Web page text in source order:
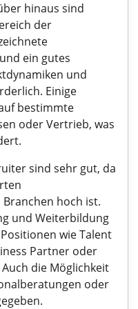
hinaus sind
der
ein gutes
und
Einige
bestimmte
oder Vertrieb, was
sind sehr gut, da
hoch ist.
und Weiterbildung
wie Talent
Partner oder
die Möglichkeit
oder